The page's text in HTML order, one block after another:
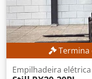
2.000 x 2.910 mm
Superelástico, 8,25-15
15 Horas de operação:
Termina
Empilhadeira elétrica